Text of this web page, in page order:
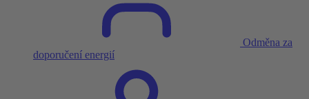
Odměna za
doporučení energií